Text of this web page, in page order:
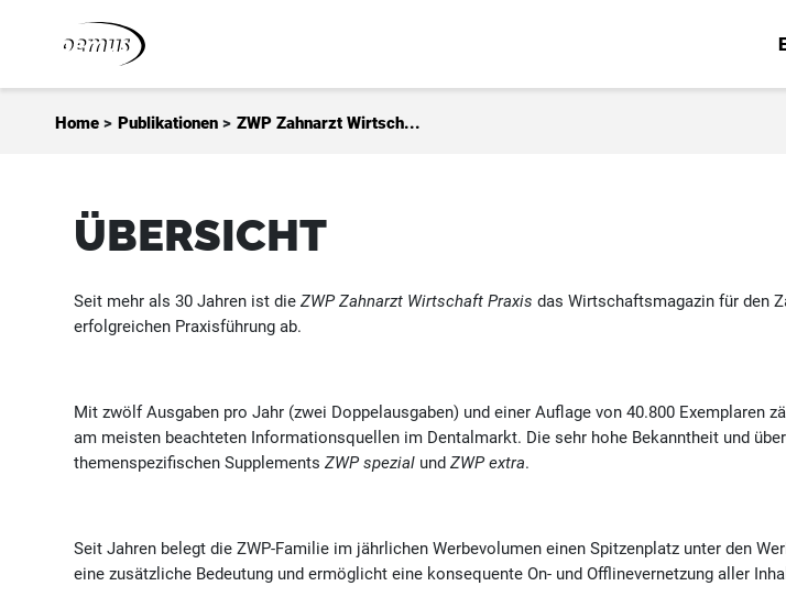
Home > Publikationen > ZWP Zahnarzt Wirtsch...
ÜBERSICHT
Seit mehr als 30 Jahren ist dieZWP Zahnarzt Wirtschaft Praxis das Wirtschaftsmagazin für den
erfolgreichen Praxisführung ab.
Mit zwölf Ausgaben pro Jahr (zwei Doppelausgaben) und einer Auflage von 40.800
am meisten beachteten Informationsquellen im Dentalmarkt. Die sehr hohe Bekanntheit und
themenspezifischen SupplementsZWP spezial undZWP extra.
Seit Jahren belegt die ZWP-Familie im jährlichen Werbevolumen einen Spitzenplatz unter den
eine zusätzliche Bedeutung und ermöglicht eine konsequente On- und Offlinevernetzung aller